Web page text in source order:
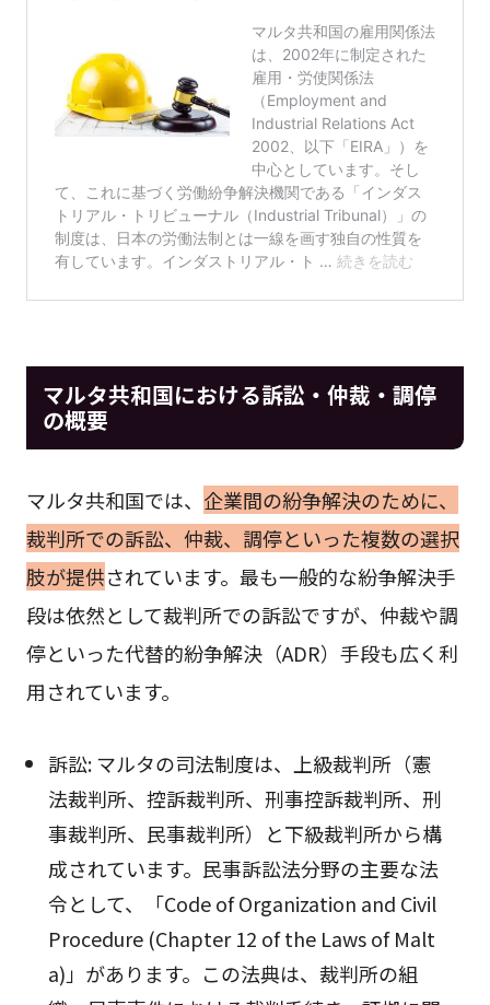
マルタ共和国における訴訟・仲裁・調停
の概要
マルタ共和国では、 企業間の紛争解決のために、
裁判所での訴訟、仲裁、調停といった複数の選択
肢が提供されています。最も一般的な紛争解決手
段は依然として裁判所での訴訟ですが、仲裁や調
停といった代替的紛争解決（ADR）手段も広く利
用されています。
訴訟: マルタの司法制度は、上級裁判所（憲
法裁判所、控訴裁判所、刑事控訴裁判所、刑
事裁判所、民事裁判所）と下級裁判所から構
成されています。民事訴訟法分野の主要な法
令として、「Code of Organization and Civil
Procedure (Chapter 12 of the Laws of Malt
a)」があります。この法典は、裁判所の組